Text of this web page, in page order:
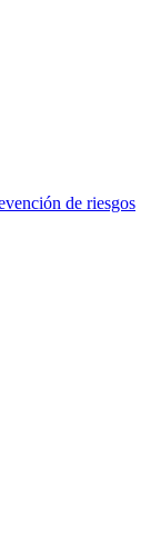
de riesgos